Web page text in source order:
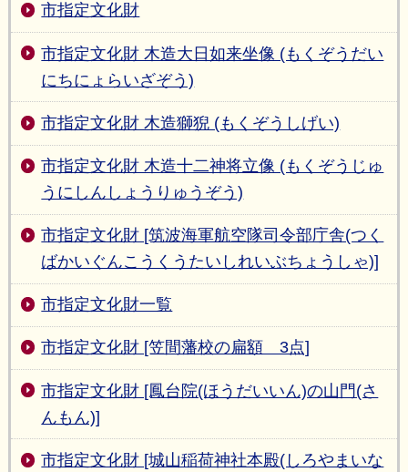
市指定文化財
市指定文化財 木造大日如来坐像 (もくぞうだい
にちにょらいざぞう)
市指定文化財 木造獅猊 (もくぞうしげい)
市指定文化財 木造十二神将立像 (もくぞうじゅ
うにしんしょうりゅうぞう)
市指定文化財 [筑波海軍航空隊司令部庁舎(つく
ばかいぐんこうくうたいしれいぶちょうしゃ)]
市指定文化財一覧
市指定文化財 [笠間藩校の扁額 3点]
市指定文化財 [鳳台院(ほうだいいん)の山門(さ
んもん)]
市指定文化財 [城山稲荷神社本殿(しろやまいな